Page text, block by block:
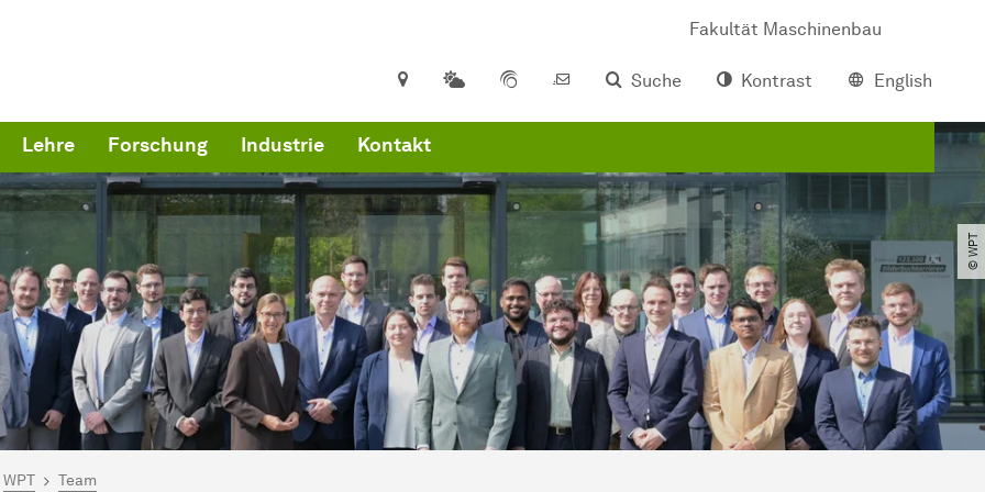
Fakultät Maschinenbau
Suche
Kontrast English
Forschung Industrie Kontakt
© WPT
hier:
WPT Team